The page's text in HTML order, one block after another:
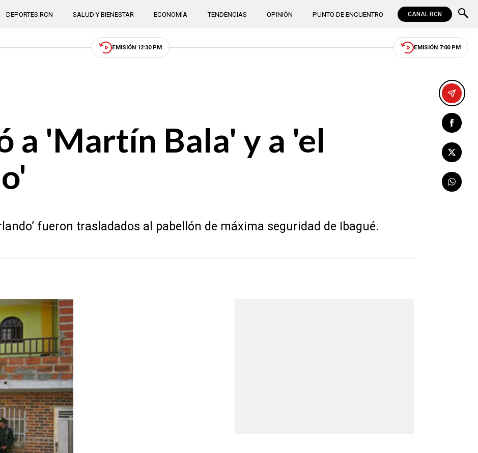
DEPORTES RCN SALUD Y BIENESTAR ECONOMÍA TENDENCIAS OPINIÓN PUNTO DE ENCUENTRO CANAL RCN
EMISIÓN 12:30 PM EMISIÓN 7:00 PM
a 'Martín Bala' y a 'el
fueron trasladados al pabellón de máxima seguridad de Ibagué.